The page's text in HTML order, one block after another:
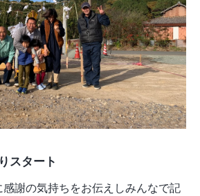
スタート
謝の気持ちをお伝えしみんなで記